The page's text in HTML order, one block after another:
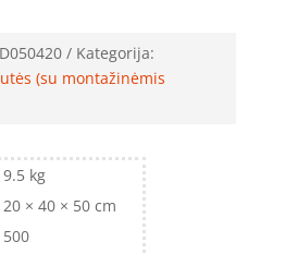
Kategorija:
(su montažinėmis
9.5 kg
20 × 40 × 50 cm
500